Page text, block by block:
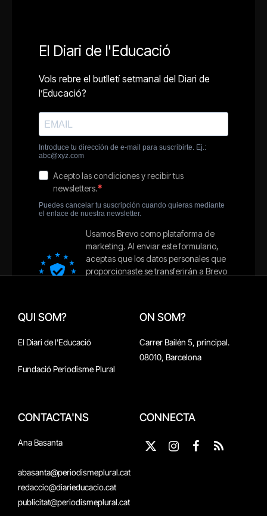
QUI SOM?
El Diari de l'Educació
Fundació Periodisme Plural
ON SOM?
Carrer Bailén 5, principal.
08010, Barcelona
CONTACTA'NS
Ana Basanta
abasanta@periodismeplural.cat
redaccio@diarieducacio.cat
publicitat@periodismeplural.cat
CONNECTA
X
InstagramFacebook
RSS